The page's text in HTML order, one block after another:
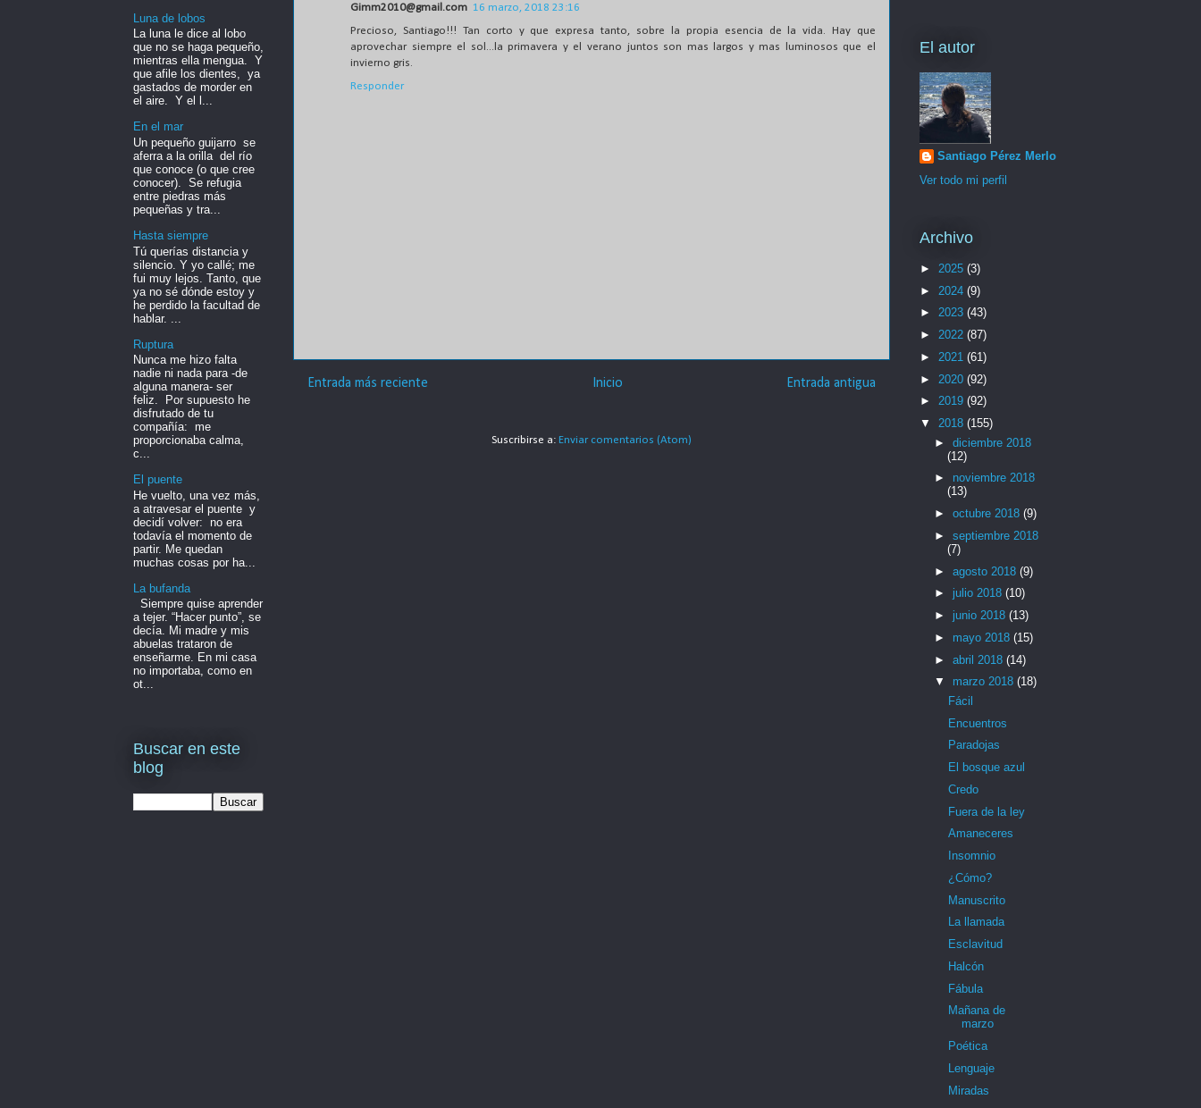
Gimm2010@gmail.com 16 marzo, 2018 23:16
Precioso, Santiago!!! Tan corto y que expresa tanto, sobre la propia esencia de la vida. Hay que
aprovechar siempre el sol...la primavera y el verano juntos son mas largos y mas luminosos que el
invierno gris.
Responder
Entrada más reciente Entrada antigua
Inicio
Suscribirse a: Enviar comentarios (Atom)
Luna de lobos
La luna le dice al lobo
que no se haga pequeño,
mientras ella mengua. Y
que afile los dientes, ya
gastados de morder en
el aire. Y el l...
En el mar
Un pequeño guijarro se
aferra a la orilla del río
que conoce (o que cree
conocer). Se refugia
entre piedras más
pequeñas y tra...
Hasta siempre
Tú querías distancia y
silencio. Y yo callé; me
fui muy lejos. Tanto, que
ya no sé dónde estoy y
he perdido la facultad de
hablar. ...
Ruptura
Nunca me hizo falta
nadie ni nada para -de
alguna manera- ser
feliz. Por supuesto he
disfrutado de tu
compañía: me
proporcionaba calma,
c...
El puente
He vuelto, una vez más,
a atravesar el puente y
decidí volver: no era
todavía el momento de
partir. Me quedan
muchas cosas por ha...
La bufanda
Siempre quise aprender
a tejer. “Hacer punto”, se
decía. Mi madre y mis
abuelas trataron de
enseñarme. En mi casa
no importaba, como en
ot...
Buscar en este
blog
El autor
Santiago Pérez Merlo
Ver todo mi perfil
Archivo
► 2025 (3)
► 2024 (9)
► 2023 (43)
► 2022 (87)
► 2021 (61)
► 2020 (92)
► 2019 (92)
▼ 2018 (155)
► diciembre 2018
(12)
► noviembre 2018
(13)
► octubre 2018 (9)
► septiembre 2018
(7)
► agosto 2018 (9)
► julio 2018 (10)
► junio 2018 (13)
► mayo 2018 (15)
► abril 2018 (14)
▼ marzo 2018 (18)
Fácil
Encuentros
Paradojas
El bosque azul
Credo
Fuera de la ley
Amaneceres
Insomnio
¿Cómo?
Manuscrito
La llamada
Esclavitud
Halcón
Fábula
Mañana de
marzo
Poética
Lenguaje
Miradas